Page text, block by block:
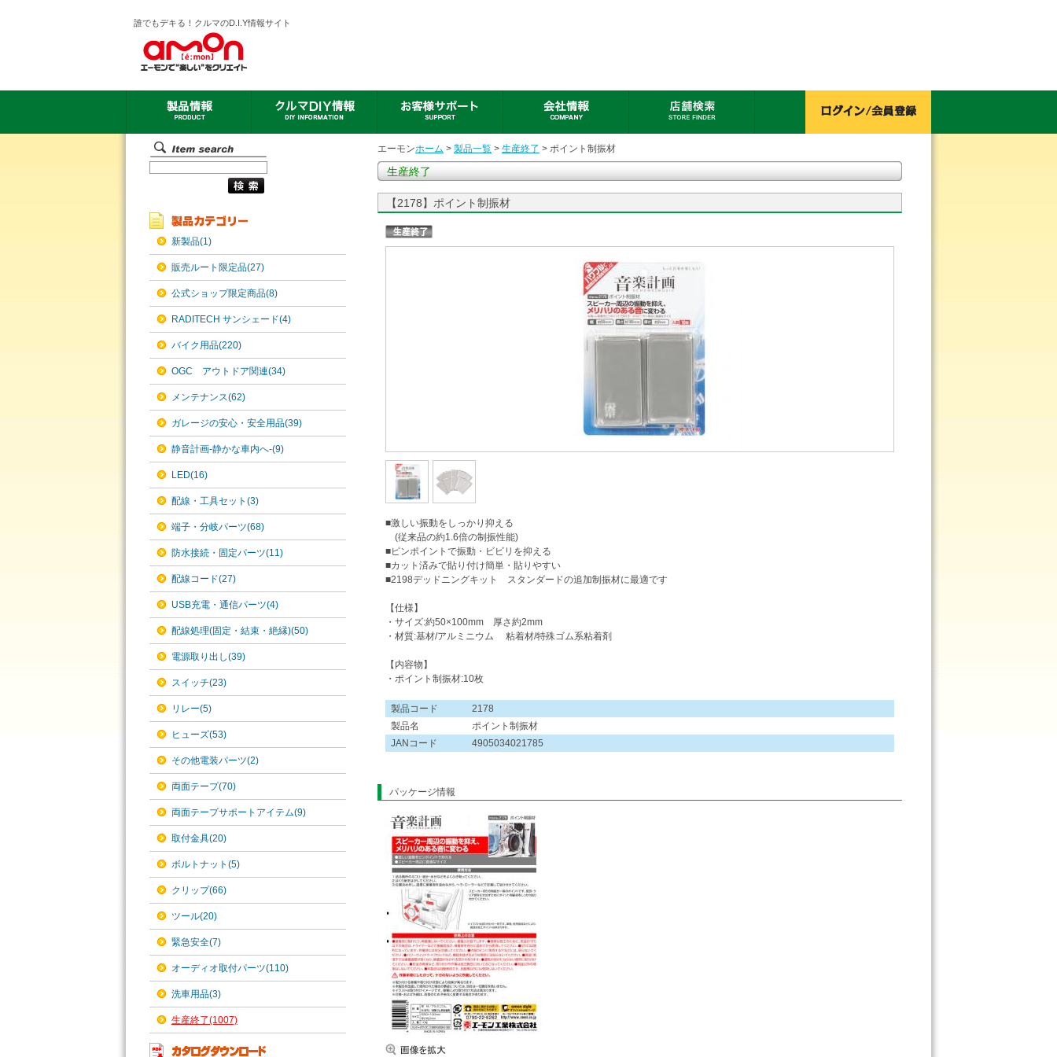
誰でもデキる！クルマのD.I.Y情報サイト
新製品(1)
販売ルート限定品(27)
公式ショップ限定商品(8)
RADITECH サンシェード(4)
バイク用品(220)
OGC アウトドア関連(34)
メンテナンス(62)
ガレージの安心・安全用品(39)
静音計画-静かな車内へ-(9)
LED(16)
配線・工具セット(3)
端子・分岐パーツ(68)
防水接続・固定パーツ(11)
配線コード(27)
USB充電・通信パーツ(4)
配線処理(固定・結束・絶縁)(50)
電源取り出し(39)
スイッチ(23)
リレー(5)
ヒューズ(53)
その他電装パーツ(2)
両面テープ(70)
両面テープサポートアイテム(9)
取付金具(20)
ボルトナット(5)
クリップ(66)
ツール(20)
緊急安全(7)
オーディオ取付パーツ(110)
洗車用品(3)
生産終了(1007)
エーモンホーム > 製品一覧 > 生産終了 > ポイント制振材
生産終了
【2178】ポイント制振材
■激しい振動をしっかり抑える
(従来品の約1.6倍の制振性能)
■ピンポイントで振動・ビビリを抑える
■カット済みで貼り付け簡単・貼りやすい
■2198デッドニングキット スタンダードの追加制振材に最適です
【仕様】
・サイズ:約50×100mm 厚さ約2mm
・材質:基材/アルミニウム 粘着材/特殊ゴム系粘着剤
【内容物】
・ポイント制振材:10枚
製品コード
2178
製品名
ポイント制振材
JANコード
4905034021785
パッケージ情報